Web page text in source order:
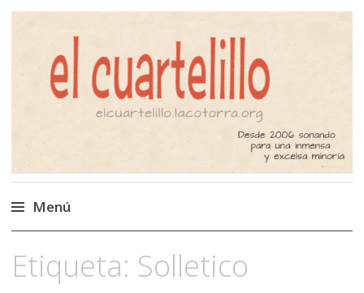
El Cuartelillo
Programa de radio de música
independiente. Podcast
Menú
al
contenido
Etiqueta: Solletico